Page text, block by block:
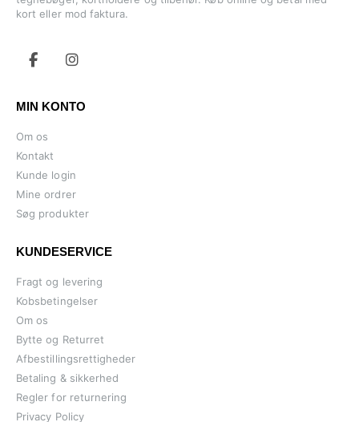
kort eller mod faktura.
MIN KONTO
Om os
Kontakt
Kunde login
Mine ordrer
Søg produkter
KUNDESERVICE
Fragt og levering
Kobsbetingelser
Om os
Bytte og Returret
Afbestillingsrettigheder
Betaling & sikkerhed
Regler for returnering
Privacy Policy